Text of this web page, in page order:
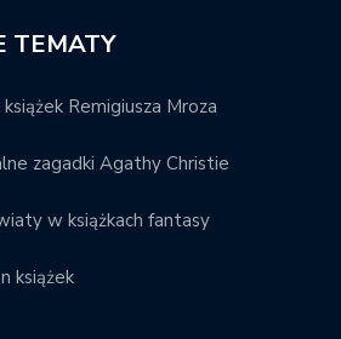
TEMATY
Remigiusza Mroza
zagadki Agathy Christie
w książkach fantasy
książek